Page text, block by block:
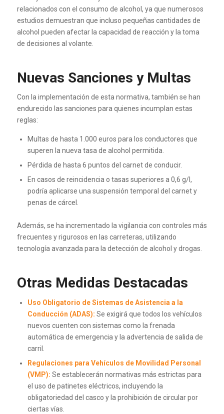
relacionados con el consumo de alcohol, ya que numerosos
estudios demuestran que incluso pequeñas cantidades de
alcohol pueden afectar la capacidad de reacción y la toma
de decisiones al volante.
Nuevas Sanciones y Multas
Con la implementación de esta normativa, también se han
endurecido las sanciones para quienes incumplan estas
reglas:
Multas de hasta 1.000 euros para los conductores que
superen la nueva tasa de alcohol permitida.
Pérdida de hasta 6 puntos del carnet de conducir.
En casos de reincidencia o tasas superiores a 0,6 g/l,
podría aplicarse una suspensión temporal del carnet y
penas de cárcel.
Además, se ha incrementado la vigilancia con controles más
frecuentes y rigurosos en las carreteras, utilizando
tecnología avanzada para la detección de alcohol y drogas.
Otras Medidas Destacadas
Uso Obligatorio de Sistemas de Asistencia a la
Conducción (ADAS): Se exigirá que todos los vehículos
nuevos cuenten con sistemas como la frenada
automática de emergencia y la advertencia de salida de
carril.
Regulaciones para Vehículos de Movilidad Personal
(VMP): Se establecerán normativas más estrictas para
el uso de patinetes eléctricos, incluyendo la
obligatoriedad del casco y la prohibición de circular por
ciertas vías.